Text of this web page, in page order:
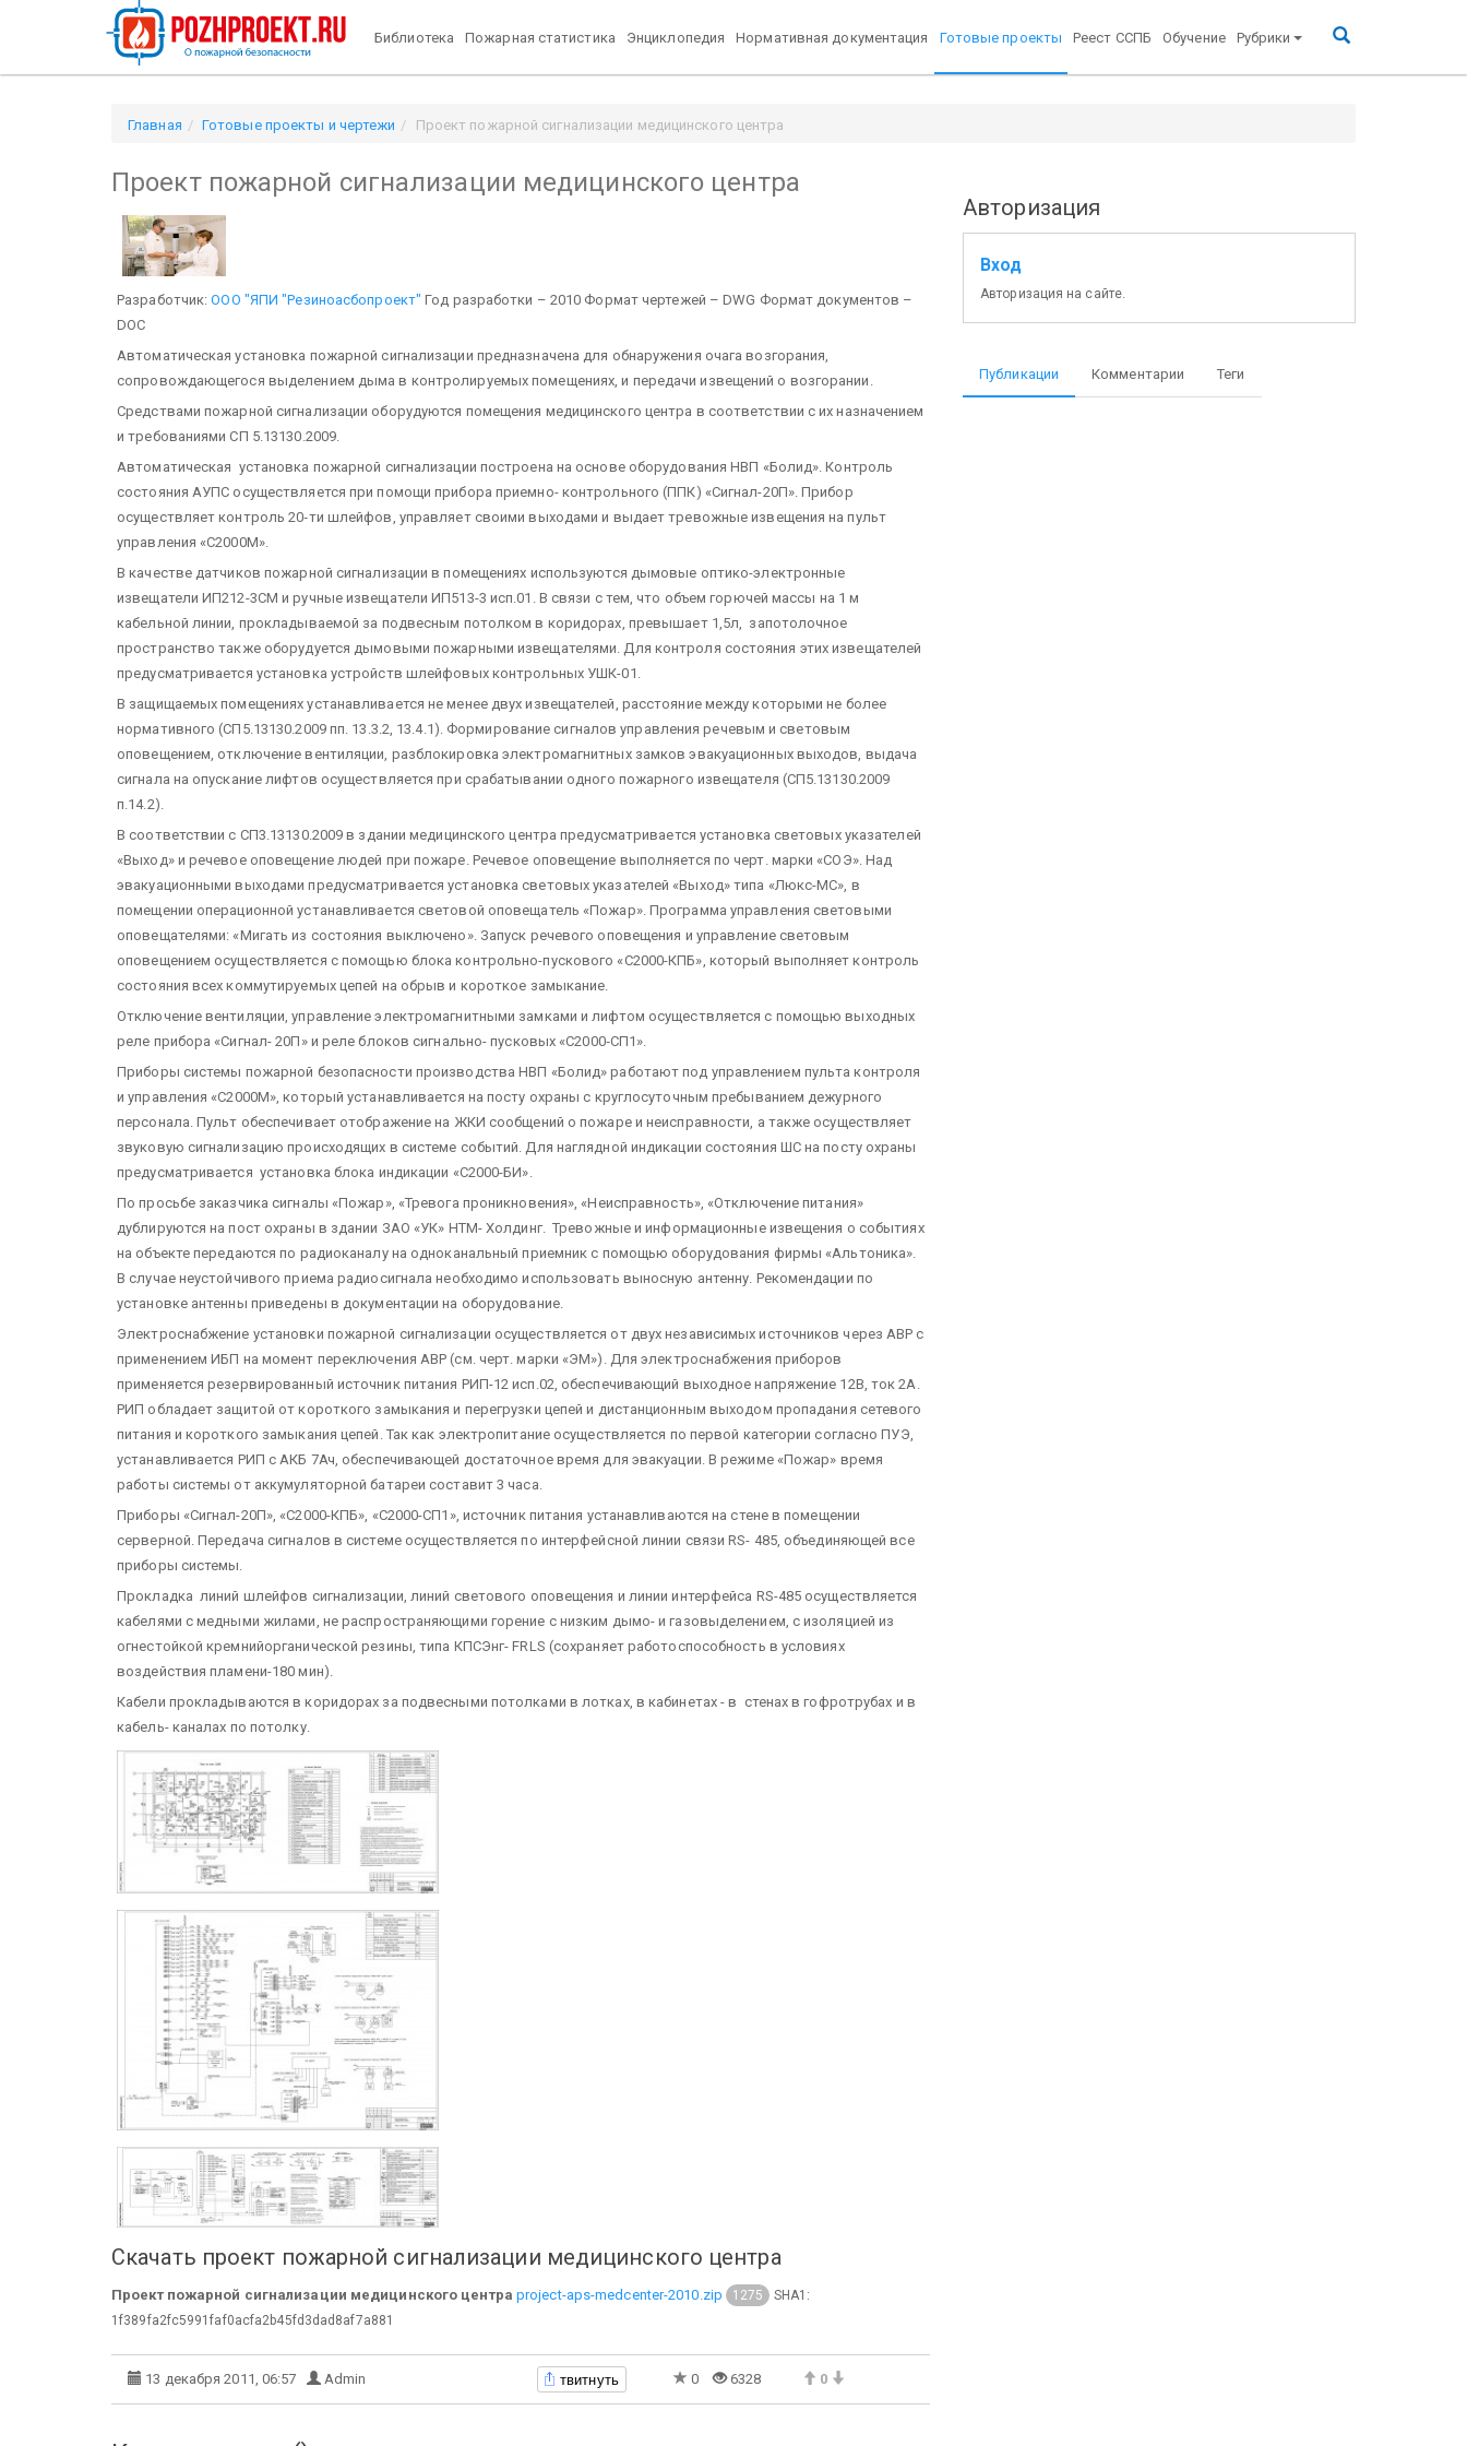
Библиотека Пожарная статистика Энциклопедия Нормативная документация Готовые проекты Реест ССПБ Обучение Рубрики
Главная Готовые проекты и чертежи Проект пожарной сигнализации медицинского центра
Проект пожарной сигнализации медицинского центра
Разработчик:ООО "ЯПИ "Резиноасбопроект" Год разработки – 2010 Формат чертежей – DWG Формат документов –
DOC
Автоматическая установка пожарной сигнализации предназначена для обнаружения очага возгорания,
сопровождающегося выделением дыма в контролируемых помещениях, и передачи извещений о возгорании.
Средствами пожарной сигнализации оборудуются помещения медицинского центра в соответствии с их назначением
и требованиями СП 5.13130.2009.
Автоматическая установка пожарной сигнализации построена на основе оборудования НВП «Болид». Контроль
состояния АУПС осуществляется при помощи прибора приемно- контрольного (ППК) «Сигнал-20П». Прибор
осуществляет контроль 20‑ти шлейфов, управляет своими выходами и выдает тревожные извещения на пульт
управления «С2000М».
В качестве датчиков пожарной сигнализации в помещениях используются дымовые оптико-электронные
извещатели ИП212-3СМ и ручные извещатели ИП513-3 исп.01. В связи с тем, что объем горючей массы на 1 м
кабельной линии, прокладываемой за подвесным потолком в коридорах, превышает 1,5л, запотолочное
пространство также оборудуется дымовыми пожарными извещателями. Для контроля состояния этих извещателей
предусматривается установка устройств шлейфовых контрольных УШК-01.
В защищаемых помещениях устанавливается не менее двух извещателей, расстояние между которыми не более
нормативного (СП5.13130.2009 пп. 13.3.2, 13.4.1). Формирование сигналов управления речевым и световым
оповещением, отключение вентиляции, разблокировка электромагнитных замков эвакуационных выходов, выдача
сигнала на опускание лифтов осуществляется при срабатывании одного пожарного извещателя (СП5.13130.2009
п.14.2).
В соответствии с СП3.13130.2009 в здании медицинского центра предусматривается установка световых указателей
«Выход» и речевое оповещение людей при пожаре. Речевое оповещение выполняется по черт. марки «СОЭ». Над
эвакуационными выходами предусматривается установка световых указателей «Выход» типа «Люкс-МС», в
помещении операционной устанавливается световой оповещатель «Пожар». Программа управления световыми
оповещателями: «Мигать из состояния выключено». Запуск речевого оповещения и управление световым
оповещением осуществляется с помощью блока контрольно-пускового «С2000-КПБ», который выполняет контроль
состояния всех коммутируемых цепей на обрыв и короткое замыкание.
Отключение вентиляции, управление электромагнитными замками и лифтом осуществляется с помощью выходных
реле прибора «Сигнал- 20П» и реле блоков сигнально- пусковых «С2000‑СП1».
Приборы системы пожарной безопасности производства НВП «Болид» работают под управлением пульта контроля
и управления «С2000М», который устанавливается на посту охраны с круглосуточным пребыванием дежурного
персонала. Пульт обеспечивает отображение на ЖКИ сообщений о пожаре и неисправности, а также осуществляет
звуковую сигнализацию происходящих в системе событий. Для наглядной индикации состояния ШС на посту охраны
предусматривается установка блока индикации «С2000-БИ».
По просьбе заказчика сигналы «Пожар», «Тревога проникновения», «Неисправность», «Отключение питания»
дублируются на пост охраны в здании ЗАО «УК» НТМ- Холдинг. Тревожные и информационные извещения о событиях
на объекте передаются по радиоканалу на одноканальный приемник с помощью оборудования фирмы «Альтоника».
В случае неустойчивого приема радиосигнала необходимо использовать выносную антенну. Рекомендации по
установке антенны приведены в документации на оборудование.
Электроснабжение установки пожарной сигнализации осуществляется от двух независимых источников через АВР с
применением ИБП на момент переключения АВР (см. черт. марки «ЭМ»). Для электроснабжения приборов
применяется резервированный источник питания РИП-12 исп.02, обеспечивающий выходное напряжение 12В, ток 2А.
РИП обладает защитой от короткого замыкания и перегрузки цепей и дистанционным выходом пропадания сетевого
питания и короткого замыкания цепей. Так как электропитание осуществляется по первой категории согласно ПУЭ,
устанавливается РИП с АКБ 7Ач, обеспечивающей достаточное время для эвакуации. В режиме «Пожар» время
работы системы от аккумуляторной батареи составит 3 часа.
Приборы «Сигнал-20П», «С2000-КПБ», «С2000-СП1», источник питания устанавливаются на стене в помещении
серверной. Передача сигналов в системе осуществляется по интерфейсной линии связи RS- 485, объединяющей все
приборы системы.
Прокладка линий шлейфов сигнализации, линий светового оповещения и линии интерфейса RS-485 осуществляется
кабелями с медными жилами, не распространяющими горение с низким дымо- и газовыделением, с изоляцией из
огнестойкой кремнийорганической резины, типа КПСЭнг- FRLS (сохраняет работоспособность в условиях
воздействия пламени-180 мин).
Кабели прокладываются в коридорах за подвесными потолками в лотках, в кабинетах - в стенах в гофротрубах и в
кабель- каналах по потолку.
Скачать проект пожарной сигнализации медицинского центра
Проект пожарной сигнализации медицинского центра project-aps-medcenter-2010.zip 1275
SHA1:
1f389fa2fc5991faf0acfa2b45fd3dad8af7a881
13 декабря 2011, 06:57 Admin твитнуть 0 6328 0
Авторизация
Вход
Авторизация на сайте.
Публикации Комментарии Теги